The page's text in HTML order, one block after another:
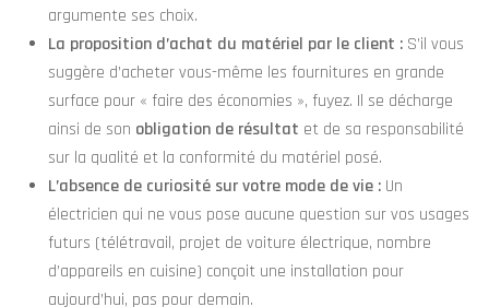
argumente ses choix.
La proposition d’achat du matériel par le client : S’il vous
suggère d’acheter vous-même les fournitures en grande
surface pour « faire des économies », fuyez. Il se décharge
ainsi de son obligation de résultat et de sa responsabilité
sur la qualité et la conformité du matériel posé.
L’absence de curiosité sur votre mode de vie : Un
électricien qui ne vous pose aucune question sur vos usages
futurs (télétravail, projet de voiture électrique, nombre
d’appareils en cuisine) conçoit une installation pour
aujourd’hui, pas pour demain.